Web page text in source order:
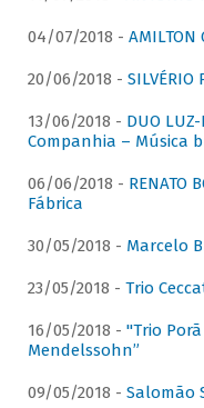
04/07/2018 - AMILTON
20/06/2018 -
13/06/2018 - DUO
Companhia – Música
06/06/2018 - RENATO
Fábrica
30/05/2018 - Marcelo
23/05/2018 - Trio
16/05/2018 - "Trio
Mendelssohn”
09/05/2018 - Salomão